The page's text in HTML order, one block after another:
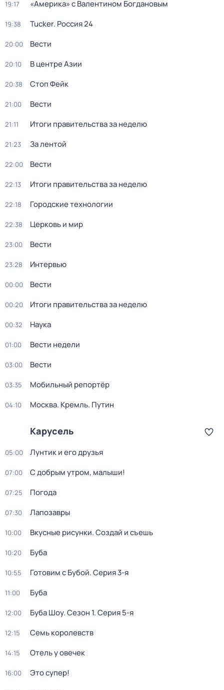
19:17 «Америка» с Валентином Богдановым
19:38 Tucker. Россия 24
20:00 Вести
20:10 В центре Азии
20:38 Стоп Фейк
21:00 Вести
21:11 Итоги правительства за неделю
21:23 За лентой
22:00 Вести
22:13 Итоги правительства за неделю
22:18 Городские технологии
22:38 Церковь и мир
23:00 Вести
23:28 Интервью
00:00 Вести
00:20 Итоги правительства за неделю
00:32 Наука
01:00 Вести недели
03:00 Вести
03:35 Мобильный репортёр
04:10 Москва. Кремль. Путин
Карусель
05:00 Лунтик и его друзья
07:00 С добрым утром, малыши!
07:25 Погода
07:30 Лапозавры
10:00 Вкусные рисунки. Создай и съешь
10:20 Буба
10:55 Готовим с Бубой. Серия 3-я
11:00 Буба
12:00 Буба Шоу. Сезон 1. Серия 5-я
12:15 Семь королевств
14:15 Отель у овечек
16:00 Это супер!